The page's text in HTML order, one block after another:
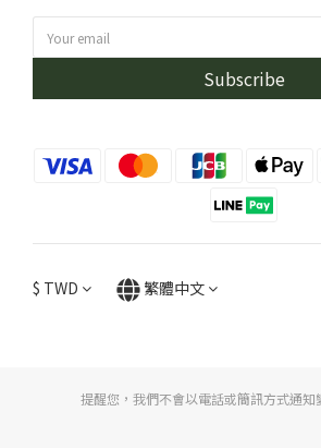
Subscribe
$ TWD 繁體中文
提醒您，我們不會以電話或簡訊方式通知